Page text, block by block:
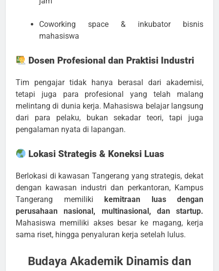
Coworking space & inkubator bisnis
mahasiswa
Dosen Profesional dan Praktisi Industri
Tim pengajar tidak hanya berasal dari akademisi,
tetapi juga para profesional yang telah malang
melintang di dunia kerja. Mahasiswa belajar langsung
dari para pelaku, bukan sekadar teori, tapi juga
pengalaman nyata di lapangan.
Lokasi Strategis & Koneksi Luas
Berlokasi di kawasan Tangerang yang strategis, dekat
dengan kawasan industri dan perkantoran, Kampus
Tangerang memiliki kemitraan luas dengan
perusahaan nasional, multinasional, dan startup.
Mahasiswa memiliki akses besar ke magang, kerja
sama riset, hingga penyaluran kerja setelah lulus.
Budaya Akademik Dinamis dan